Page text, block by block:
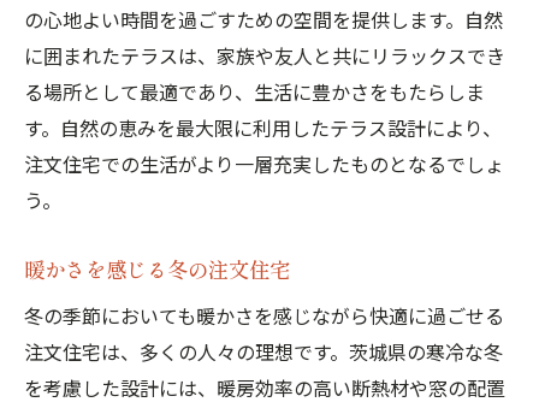
の心地よい時間を過ごすための空間を提供します。自然
に囲まれたテラスは、家族や友人と共にリラックスでき
る場所として最適であり、生活に豊かさをもたらしま
す。自然の恵みを最大限に利用したテラス設計により、
注文住宅での生活がより一層充実したものとなるでしょ
う。
暖かさを感じる冬の注文住宅
冬の季節においても暖かさを感じながら快適に過ごせる
注文住宅は、多くの人々の理想です。茨城県の寒冷な冬
を考慮した設計には、暖房効率の高い断熱材や窓の配置